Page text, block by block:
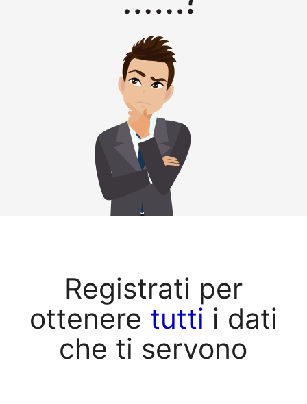
Registrati per
ottenere tutti i dati
che ti servono